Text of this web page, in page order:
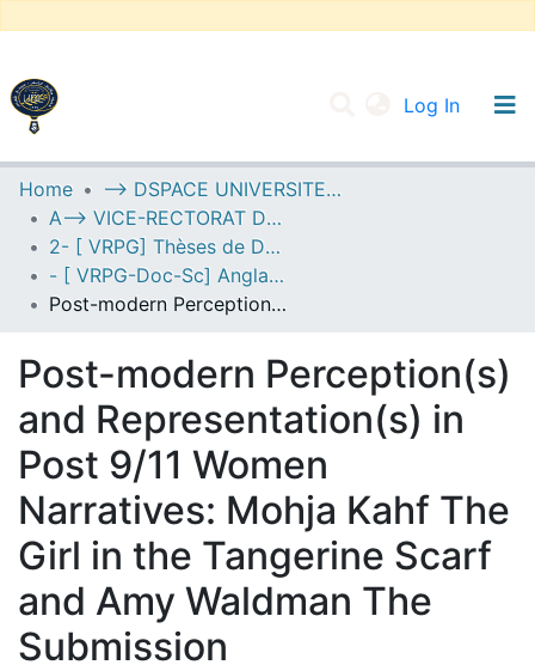
Log In
UNIVERSITY OF D.L SIDI BEL ABBES
Communities & Collections
All of DSpace
Statistics
Home
--> DSPACE UNIVERSITE DJILALLI LIABES DE SIDI BEL ABBES
A--> VICE-RECTORAT DE LA POST-GRADUATION
2- [ VRPG] Thèses de Doctorat en Sciences
- [ VRPG-Doc-Sc] Anglais --- إنجليزية
Post-modern Perception(s) and Representation(s) in Post 9/11 Women Narratives: Mohja Kahf The Girl in the Tangerine Scarf and Amy Waldman The Submission
Post-modern Perception(s)
and Representation(s) in
Post 9/11 Women
Narratives: Mohja Kahf The
Girl in the Tangerine Scarf
and Amy Waldman The
Submission